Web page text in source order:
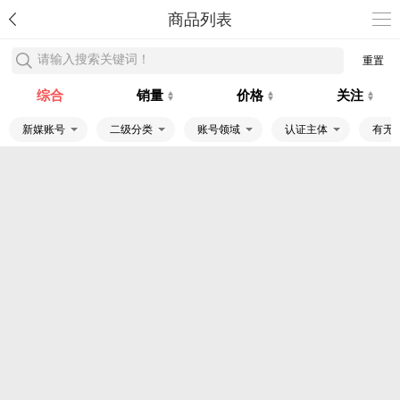
商品列表
请输入搜索关键词！ 重置
综合 销量 价格 关注
新媒账号 二级分类 账号领域 认证主体 有无